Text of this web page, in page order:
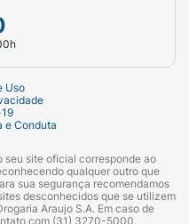
Uso
e Conduta
seu site oficial corresponde ao
qualquer outro que
sua segurança recomendamos
desconhecidos que se utilizem
Araujo S.A. Em caso de
com (31) 3270-5000.